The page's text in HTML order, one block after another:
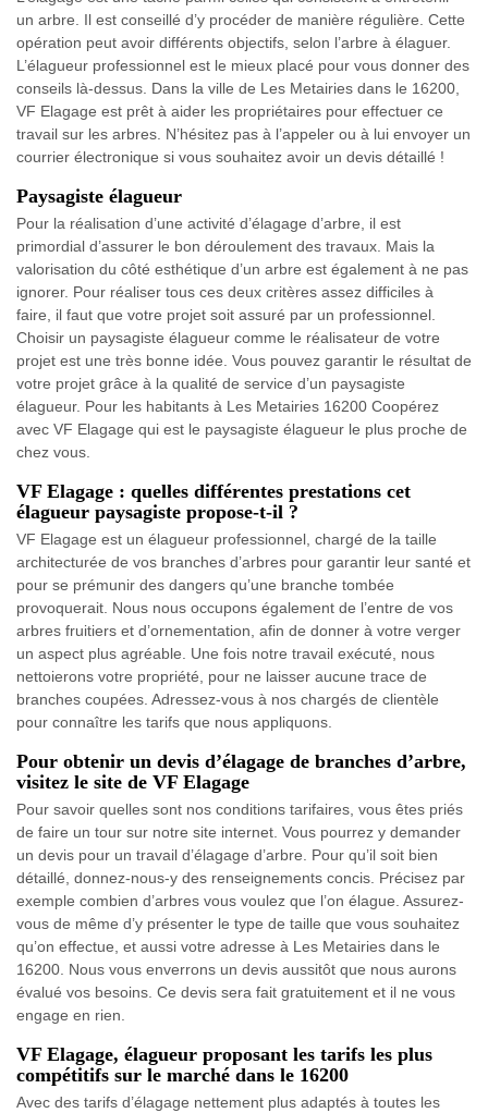
un arbre. Il est conseillé d’y procéder de manière régulière. Cette
opération peut avoir différents objectifs, selon l’arbre à élaguer.
L’élagueur professionnel est le mieux placé pour vous donner des
conseils là-dessus. Dans la ville de Les Metairies dans le 16200,
VF Elagage est prêt à aider les propriétaires pour effectuer ce
travail sur les arbres. N’hésitez pas à l’appeler ou à lui envoyer un
courrier électronique si vous souhaitez avoir un devis détaillé !
Paysagiste élagueur
Pour la réalisation d’une activité d’élagage d’arbre, il est
primordial d’assurer le bon déroulement des travaux. Mais la
valorisation du côté esthétique d’un arbre est également à ne pas
ignorer. Pour réaliser tous ces deux critères assez difficiles à
faire, il faut que votre projet soit assuré par un professionnel.
Choisir un paysagiste élagueur comme le réalisateur de votre
projet est une très bonne idée. Vous pouvez garantir le résultat de
votre projet grâce à la qualité de service d’un paysagiste
élagueur. Pour les habitants à Les Metairies 16200 Coopérez
avec VF Elagage qui est le paysagiste élagueur le plus proche de
chez vous.
VF Elagage : quelles différentes prestations cet
élagueur paysagiste propose-t-il ?
VF Elagage est un élagueur professionnel, chargé de la taille
architecturée de vos branches d’arbres pour garantir leur santé et
pour se prémunir des dangers qu’une branche tombée
provoquerait. Nous nous occupons également de l’entre de vos
arbres fruitiers et d’ornementation, afin de donner à votre verger
un aspect plus agréable. Une fois notre travail exécuté, nous
nettoierons votre propriété, pour ne laisser aucune trace de
branches coupées. Adressez-vous à nos chargés de clientèle
pour connaître les tarifs que nous appliquons.
Pour obtenir un devis d’élagage de branches d’arbre,
visitez le site de VF Elagage
Pour savoir quelles sont nos conditions tarifaires, vous êtes priés
de faire un tour sur notre site internet. Vous pourrez y demander
un devis pour un travail d’élagage d’arbre. Pour qu’il soit bien
détaillé, donnez-nous-y des renseignements concis. Précisez par
exemple combien d’arbres vous voulez que l’on élague. Assurez-
vous de même d’y présenter le type de taille que vous souhaitez
qu’on effectue, et aussi votre adresse à Les Metairies dans le
16200. Nous vous enverrons un devis aussitôt que nous aurons
évalué vos besoins. Ce devis sera fait gratuitement et il ne vous
engage en rien.
VF Elagage, élagueur proposant les tarifs les plus
compétitifs sur le marché dans le 16200
Avec des tarifs d’élagage nettement plus adaptés à toutes les